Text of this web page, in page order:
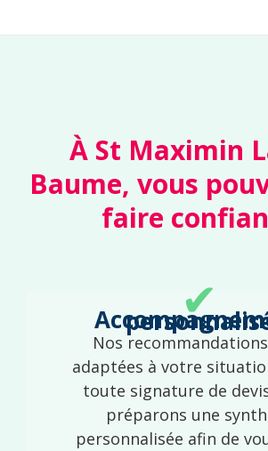
À St Maximin
Baume, vous
faire
✔
Accompagnement
Nos
adaptées à votre
toute signature de
préparons une
personnalisée afin de